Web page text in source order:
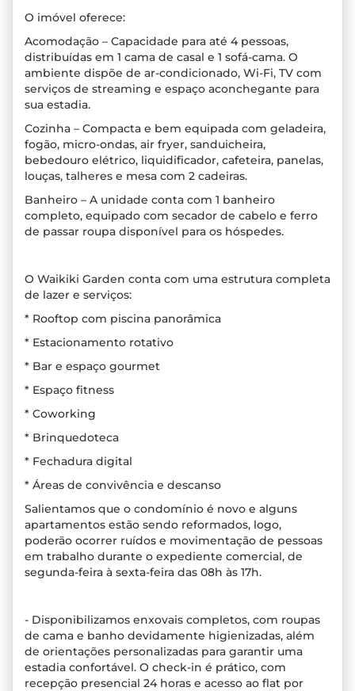
O imóvel oferece:
Acomodação – Capacidade para até 4 pessoas,
distribuídas em 1 cama de casal e 1 sofá-cama. O
ambiente dispõe de ar-condicionado, Wi-Fi, TV com
serviços de streaming e espaço aconchegante para
sua estadia.
Cozinha – Compacta e bem equipada com geladeira,
fogão, micro-ondas, air fryer, sanduicheira,
bebedouro elétrico, liquidificador, cafeteira, panelas,
louças, talheres e mesa com 2 cadeiras.
Banheiro – A unidade conta com 1 banheiro
completo, equipado com secador de cabelo e ferro
de passar roupa disponível para os hóspedes.
O Waikiki Garden conta com uma estrutura completa
de lazer e serviços:
* Rooftop com piscina panorâmica
* Estacionamento rotativo
* Bar e espaço gourmet
* Espaço fitness
* Coworking
* Brinquedoteca
* Fechadura digital
* Áreas de convivência e descanso
Salientamos que o condomínio é novo e alguns
apartamentos estão sendo reformados, logo,
poderão ocorrer ruídos e movimentação de pessoas
em trabalho durante o expediente comercial, de
segunda-feira à sexta-feira das 08h às 17h.
- Disponibilizamos enxovais completos, com roupas
de cama e banho devidamente higienizadas, além
de orientações personalizadas para garantir uma
estadia confortável. O check-in é prático, com
recepção presencial 24 horas e acesso ao flat por